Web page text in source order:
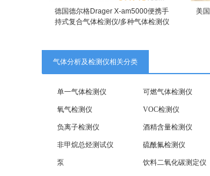
德国德尔格Drager X-am5000便携手
持式复合气体检测仪/多种气体检测仪
美
气体分析及检测仪相关分类
单一气体检测仪 可燃气体检测仪
氧气检测仪 VOC检测仪
负离子检测仪 酒精含量检测仪
非甲烷总烃测试仪 硫酰氟检测仪
泵 饮料二氧化碳测定仪